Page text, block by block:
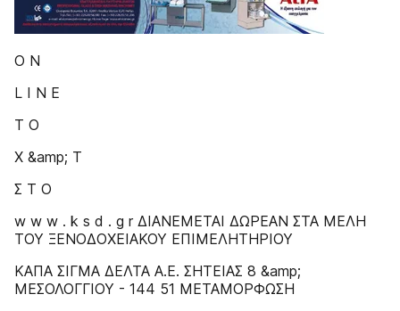
Ο Ν
L I N E
Τ Ο
Χ &amp; Τ
Σ Τ Ο
w w w . k s d . g r ΔIANEMETAI ΔΩPEAN ΣTA MEΛH
TOY ΞENOΔOXEIAKOY EΠIMEΛHTHPIOY
ΚΑΠΑ ΣΙΓΜΑ ΔΕΛΤΑ Α.Ε. ΣΗΤΕΙΑΣ 8 &amp;
ΜΕΣΟΛΟΓΓΙΟΥ - 144 51 ΜΕΤΑΜΟΡΦΩΣΗ